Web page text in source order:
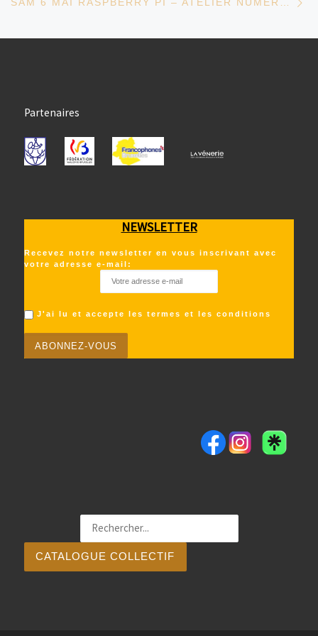
Partenaires
NEWSLETTER
Recevez notre newsletter en vous inscrivant avec
votre adresse e-mail:
J'ai lu et accepte les termes et les conditions
CATALOGUE COLLECTIF